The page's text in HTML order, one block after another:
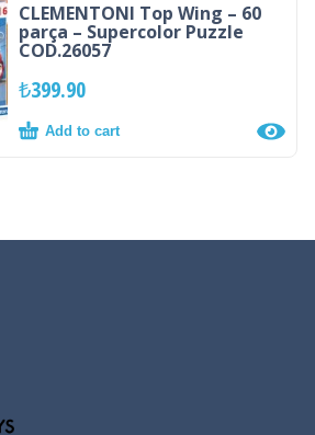
CLEMENTONI Top Wing – 60
parça – Supercolor Puzzle
COD.26057
₺399.90
Add to cart